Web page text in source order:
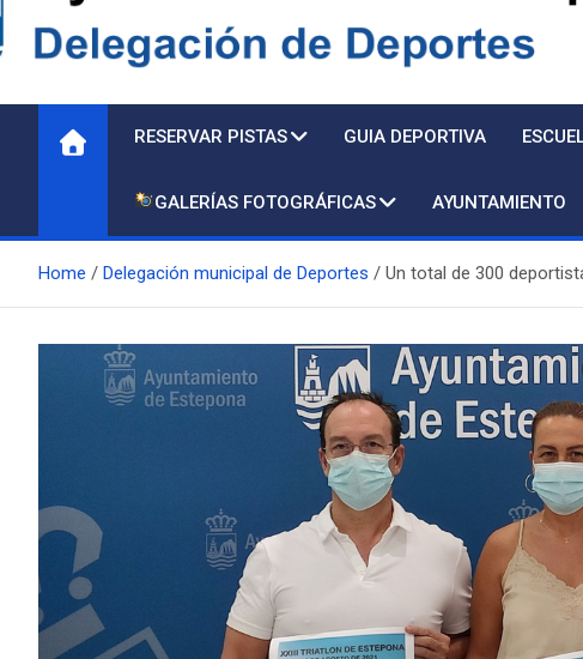
Delegación de Deportes
RESERVAR PISTAS GUIA DEPORTIVA
GALERÍAS FOTOGRÁFICAS AYUNTAMIENTO
Home Delegación municipal de Deportes Un total de 300